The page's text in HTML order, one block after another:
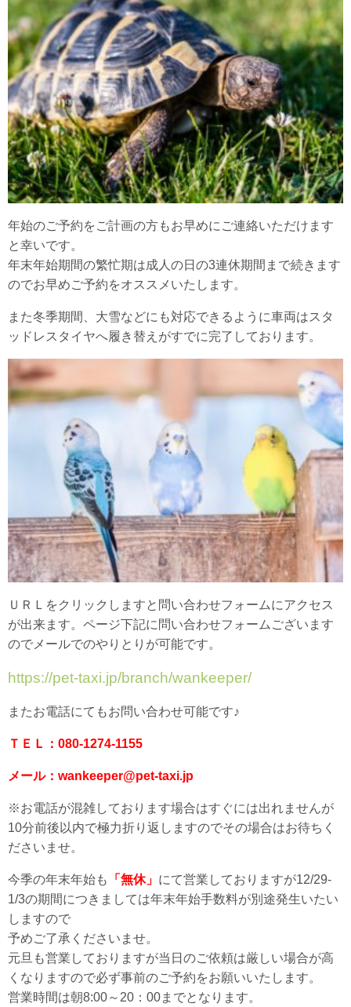
年始のご予約をご計画の方もお早めにご連絡いただけます
と幸いです。
年末年始期間の繁忙期は成人の日の3連休期間まで続きます
のでお早めご予約をオススメいたします。
また冬季期間、大雪などにも対応できるように車両はスタ
ッドレスタイヤへ履き替えがすでに完了しております。
ＵＲＬをクリックしますと問い合わせフォームにアクセス
が出来ます。ページ下記に問い合わせフォームございます
のでメールでのやりとりが可能です。
https://pet-taxi.jp/branch/wankeeper/
またお電話にてもお問い合わせ可能です♪
ＴＥＬ：080-1274-1155
メール：wankeeper@pet-taxi.jp
※お電話が混雑しております場合はすぐには出れませんが
10分前後以内で極力折り返しますのでその場合はお待ちく
ださいませ。
今季の年末年始も 「無休」 にて営業しておりますが12/29-
1/3の期間につきましては年末年始手数料が別途発生いたい
しますので
予めご了承くださいませ。
元旦も営業しておりますが当日のご依頼は厳しい場合が高
くなりますので必ず事前のご予約をお願いいたします。
営業時間は朝8:00～20：00までとなります。